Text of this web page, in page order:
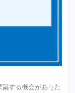
する機会があった